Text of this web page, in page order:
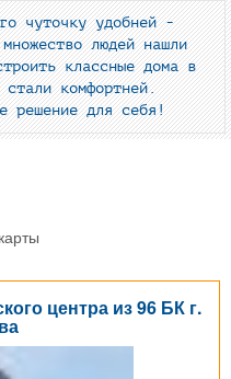
чуточку удобней -
людей нашли
классные дома в
комфортней.
решение для себя!
центра из 96 БК г.